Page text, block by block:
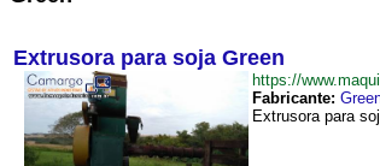
Extrusora para soja Green
https://
Fabricante:
Extrusora para